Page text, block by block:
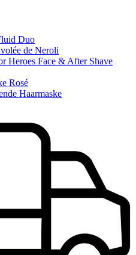
Duo
de Neroli
Face & After Shave
Rosé
Haarmaske